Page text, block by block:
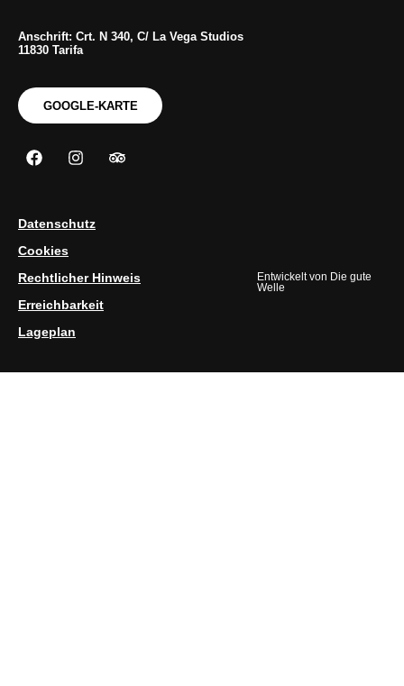
Anschrift: Crt. N 340, C/ La Vega Studios
11830 Tarifa
GOOGLE-KARTE
Datenschutz
Cookies
Rechtlicher Hinweis
Erreichbarkeit
Lageplan
Entwickelt von Die gute
Welle